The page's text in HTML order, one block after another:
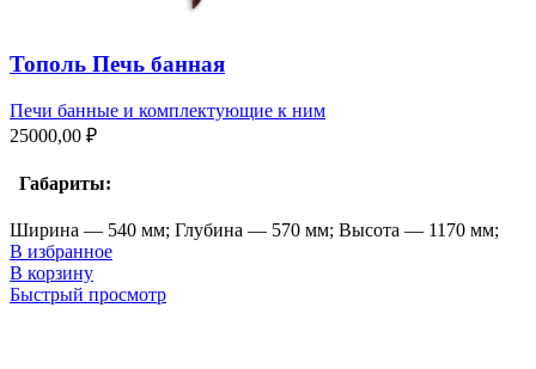
Тополь Печь банная
Печи банные и комплектующие к ним
25000,00 ₽
Габариты:
Ширина — 540 мм; Глубина — 570 мм; Высота — 1170 мм;
В избранное
В корзину
Быстрый просмотр